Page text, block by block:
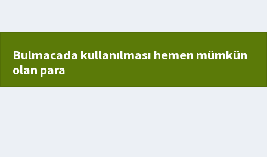
Bulmacada kullanılması hemen mümkün
olan para